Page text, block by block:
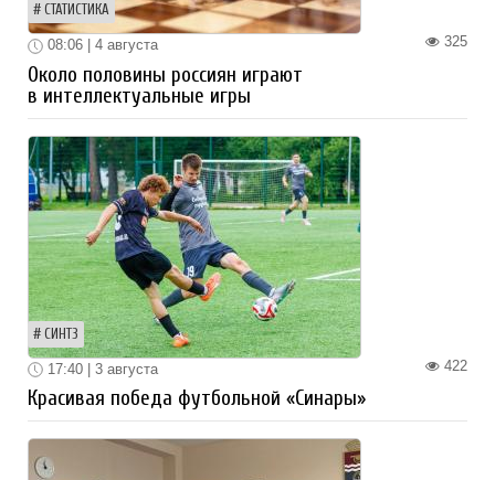
СТАТИСТИКА
325
08:06 | 4 августа
Около половины россиян играют
в интеллектуальные игры
СИНТЗ
422
17:40 | 3 августа
Красивая победа футбольной «Синары»